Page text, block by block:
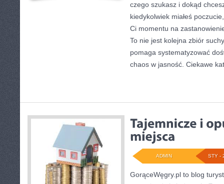
czego szukasz i dokąd
kiedykolwiek miałeś
Ci momentu na
To nie jest kolejna zbiór
pomaga systematyzować
chaos w jasność. Ciekawe
STY -
ADMIN
GorąceWęgry.pl to blog